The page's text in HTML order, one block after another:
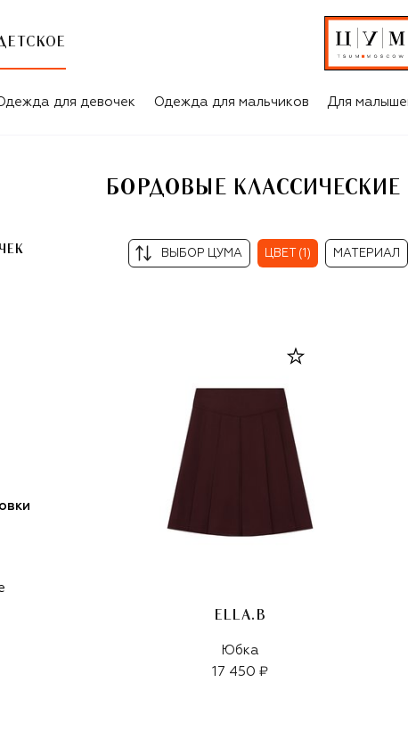
ЮБКИ ДЛЯ ДЕВОЧЕК
для девочек Одежда для мальчиков Для
БОРДОВЫЕ
ВЫБОР ЦУМА ЦВЕТ (1) МАТЕРИАЛ
ELLA.B
Юбка
17 450 ₽